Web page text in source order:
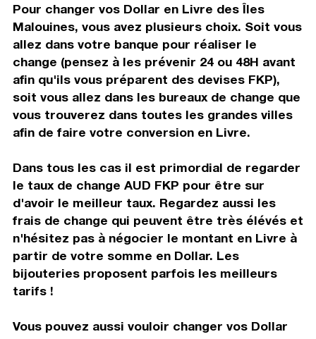
Pour changer vos Dollar en Livre des Îles
Malouines, vous avez plusieurs choix. Soit vous
allez dans votre banque pour réaliser le
change (pensez à les prévenir 24 ou 48H avant
afin qu'ils vous préparent des devises FKP),
soit vous allez dans les bureaux de change que
vous trouverez dans toutes les grandes villes
afin de faire votre conversion en Livre.
Dans tous les cas il est primordial de regarder
le taux de change AUD FKP pour être sur
d'avoir le meilleur taux. Regardez aussi les
frais de change qui peuvent être très élévés et
n'hésitez pas à négocier le montant en Livre à
partir de votre somme en Dollar. Les
bijouteries proposent parfois les meilleurs
tarifs !
Vous pouvez aussi vouloir changer vos Dollar